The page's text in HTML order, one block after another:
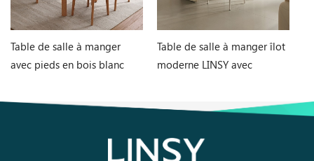
Table de salle à manger
avec pieds en bois blanc
RZ5R-D
Table de salle à manger îlot
moderne LINSY avec